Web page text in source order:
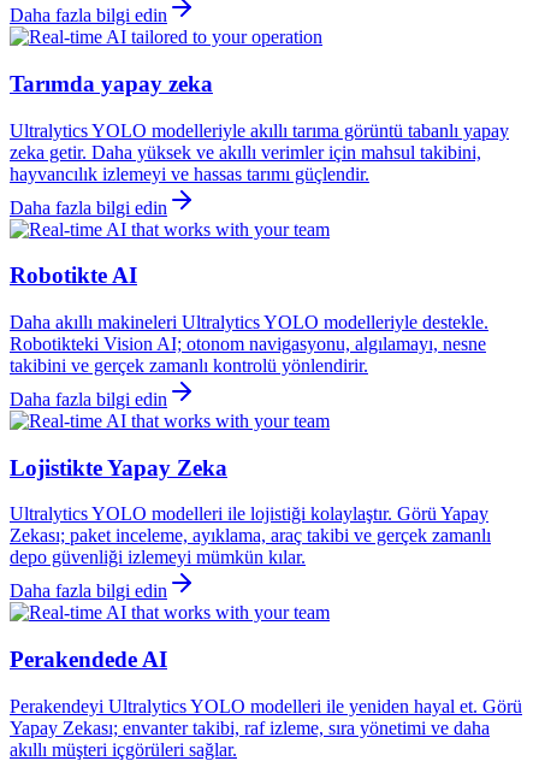
Daha fazla bilgi edin
Tarımda yapay zeka
Ultralytics YOLO modelleriyle akıllı tarıma görüntü tabanlı yapay
zeka getir. Daha yüksek ve akıllı verimler için mahsul takibini,
hayvancılık izlemeyi ve hassas tarımı güçlendir.
Daha fazla bilgi edin
Robotikte AI
Daha akıllı makineleri Ultralytics YOLO modelleriyle destekle.
Robotikteki Vision AI; otonom navigasyonu, algılamayı, nesne
takibini ve gerçek zamanlı kontrolü yönlendirir.
Daha fazla bilgi edin
Lojistikte Yapay Zeka
Ultralytics YOLO modelleri ile lojistiği kolaylaştır. Görü Yapay
Zekası; paket inceleme, ayıklama, araç takibi ve gerçek zamanlı
depo güvenliği izlemeyi mümkün kılar.
Daha fazla bilgi edin
Perakendede AI
Perakendeyi Ultralytics YOLO modelleri ile yeniden hayal et. Görü
Yapay Zekası; envanter takibi, raf izleme, sıra yönetimi ve daha
akıllı müşteri içgörüleri sağlar.